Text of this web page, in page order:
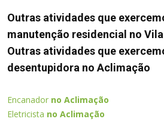
Outras atividades que
manutenção residencial no
Outras atividades que
desentupidora no Aclimação
Encanador no Aclimação
Eletricista no Aclimação